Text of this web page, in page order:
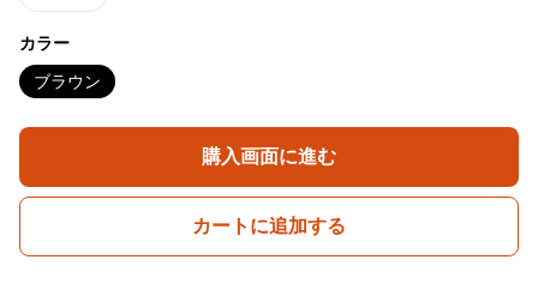
カラー
ブラウン
購入画面に進む
カートに追加する